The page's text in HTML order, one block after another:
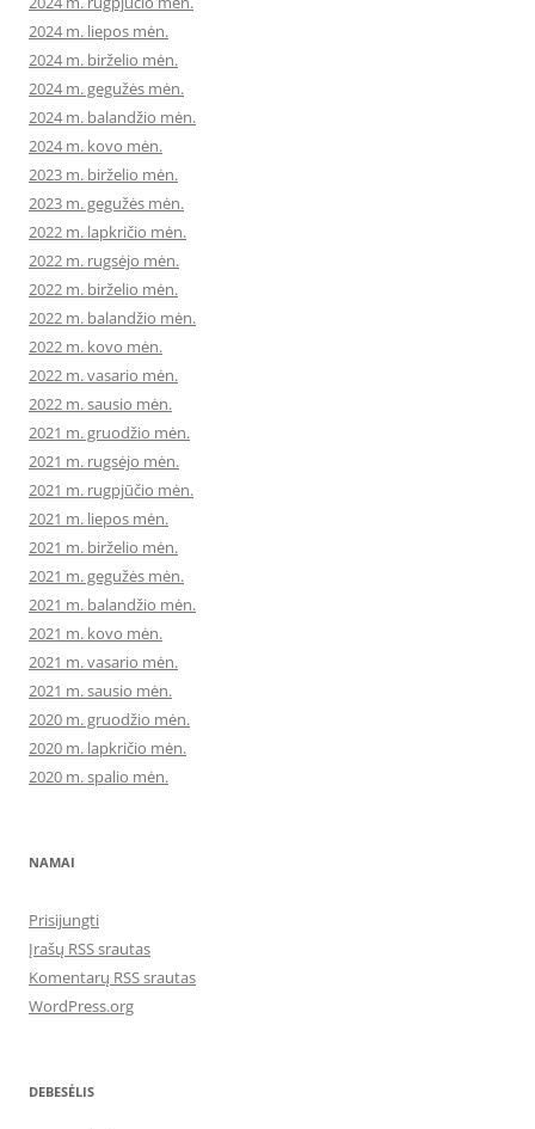
2024 m. liepos mėn.
2024 m. birželio mėn.
2024 m. gegužės mėn.
2024 m. balandžio mėn.
2024 m. kovo mėn.
2023 m. birželio mėn.
2023 m. gegužės mėn.
2022 m. lapkričio mėn.
2022 m. rugsėjo mėn.
2022 m. birželio mėn.
2022 m. balandžio mėn.
2022 m. kovo mėn.
2022 m. vasario mėn.
2022 m. sausio mėn.
2021 m. gruodžio mėn.
2021 m. rugsėjo mėn.
2021 m. rugpjūčio mėn.
2021 m. liepos mėn.
2021 m. birželio mėn.
2021 m. gegužės mėn.
2021 m. balandžio mėn.
2021 m. kovo mėn.
2021 m. vasario mėn.
2021 m. sausio mėn.
2020 m. gruodžio mėn.
2020 m. lapkričio mėn.
2020 m. spalio mėn.
NAMAI
Prisijungti
Įrašų RSS srautas
Komentarų RSS srautas
WordPress.org
DEBESĖLIS